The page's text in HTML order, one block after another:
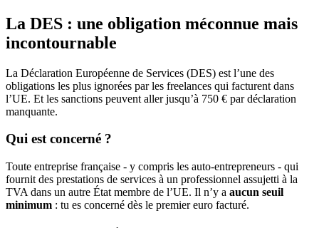
La DES : une obligation méconnue mais
incontournable
La Déclaration Européenne de Services (DES) est l’une des
obligations les plus ignorées par les freelances qui facturent dans
l’UE. Et les sanctions peuvent aller jusqu’à 750 € par déclaration
manquante.
Qui est concerné ?
Toute entreprise française - y compris les auto-entrepreneurs - qui
fournit des prestations de services à un professionnel assujetti à la
TVA dans un autre État membre de l’UE. Il n’y a aucun seuil
minimum : tu es concerné dès le premier euro facturé.